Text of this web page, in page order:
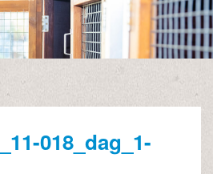
018_dag_1-